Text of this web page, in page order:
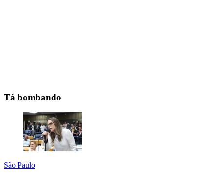
Tá bombando
São Paulo